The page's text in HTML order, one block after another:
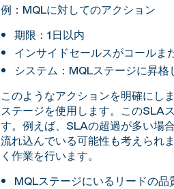
例：MQLに対してのアクション
期限：1日以内
インサイドセールスがコールま
システム：MQLステージに昇
このようなアクションを明確にし
ステージを使用します。このSLA
す。例えば、SLAの超過が多い場
流れ込んでいる可能性も考えられ
く作業を行います。
MQLステージにいるリードの品